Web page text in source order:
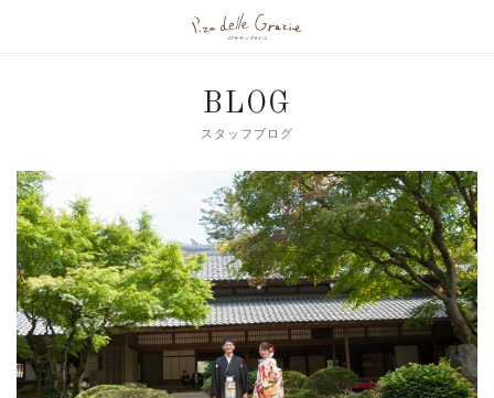
BLOG
スタッフブログ